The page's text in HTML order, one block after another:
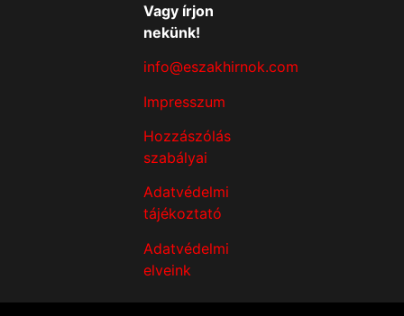
Vagy írjon
nekünk!
info@eszakhirnok.com
Impresszum
Hozzászólás
szabályai
Adatvédelmi
tájékoztató
Adatvédelmi
elveink